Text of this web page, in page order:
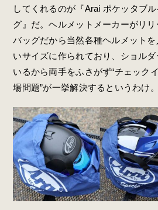
してくれるのが『Arai ポケッタブ
グ』だ。ヘルメットメーカーがリ
バッグだから当然各種ヘルメット
いサイズに作られており、ショル
いるから両手をふさがず“チェック
場問題”が一挙解決するというわけ。